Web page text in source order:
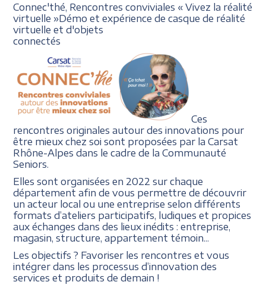
Connec'thé, Rencontres conviviales « Vivez la réalité
virtuelle »Démo et expérience de casquede réalité
virtuelle et d'objets
connectés
Ces
rencontres originales autour des innovations pour
être mieux chez soi sont proposées par la Carsat
Rhône-Alpes dans le cadre de la Communauté
Seniors.
Elles sont organisées en 2022 sur chaque
département afin de vous permettre de découvrir
un acteur local ou une entreprise selon différents
formats d’ateliers participatifs, ludiques et propices
aux échanges dans des lieux inédits : entreprise,
magasin, structure, appartement témoin...
Les objectifs ? Favoriser les rencontres et vous
intégrer dans les processus d’innovation des
services et produits de demain !